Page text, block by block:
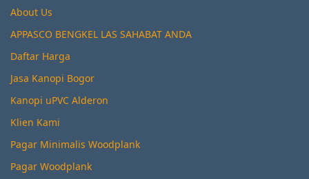
About Us
APPASCO BENGKEL LAS SAHABAT ANDA
Daftar Harga
Jasa Kanopi Bogor
Kanopi uPVC Alderon
Klien Kami
Pagar Minimalis Woodplank
Pagar Woodplank